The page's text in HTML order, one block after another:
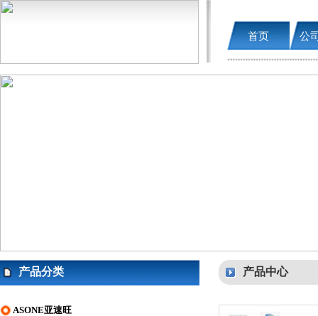
首页 公
产品分类
ASONE亚速旺
产品中心